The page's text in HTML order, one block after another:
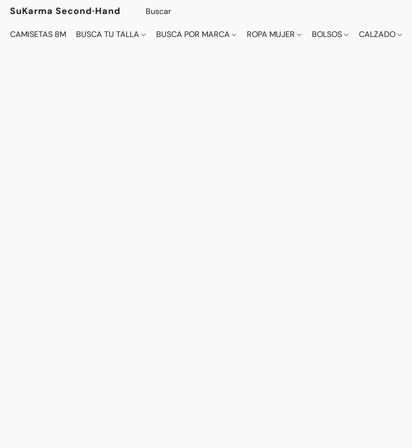
SuKarma Second·Hand
CAMISETAS 8M BUSCA TU TALLA BUSCA POR MARCA ROPA MUJER BOLSOS CALZADO